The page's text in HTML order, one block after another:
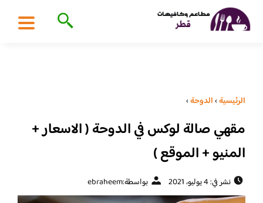
الرئيسية›الدوحة›
مقهي صالة لوكس في الدوحة ( الاسعار +
المنيو + الموقع )
نشر في: 4 يوليو، 2021 بواسطة:ebraheem